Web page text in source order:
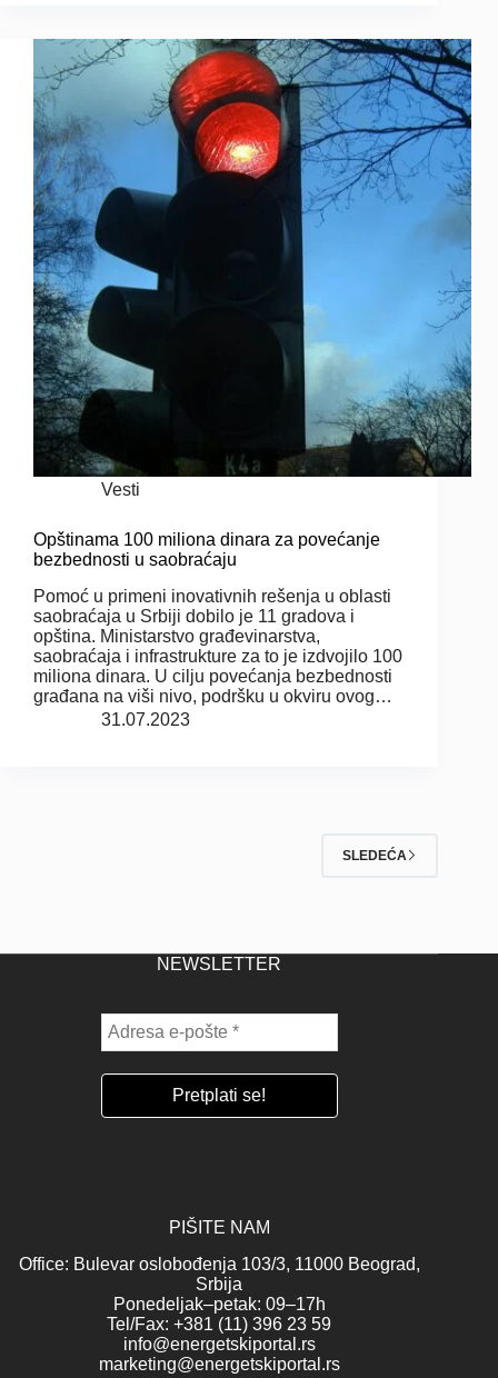
Vesti
Opštinama 100 miliona dinara za povećanje
bezbednosti u saobraćaju
Pomoć u primeni inovativnih rešenja u oblasti
saobraćaja u Srbiji dobilo je 11 gradova i
opština. Ministarstvo građevinarstva,
saobraćaja i infrastrukture za to je izdvojilo 100
miliona dinara. U cilju povećanja bezbednosti
građana na viši nivo, podršku u okviru ovog…
31.07.2023
SLEDEĆA
NEWSLETTER
PIŠITE NAM
Office: Bulevar oslobođenja 103/3, 11000 Beograd,
Srbija
Ponedeljak–petak: 09–17h
Tel/Fax: +381 (11) 396 23 59
info@energetskiportal.rs
marketing@energetskiportal.rs